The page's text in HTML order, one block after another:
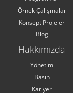
Örnek Çalışmalar
Konsept Projeler
Blog
Hakkımızda
Yönetim
Basın
Kariyer